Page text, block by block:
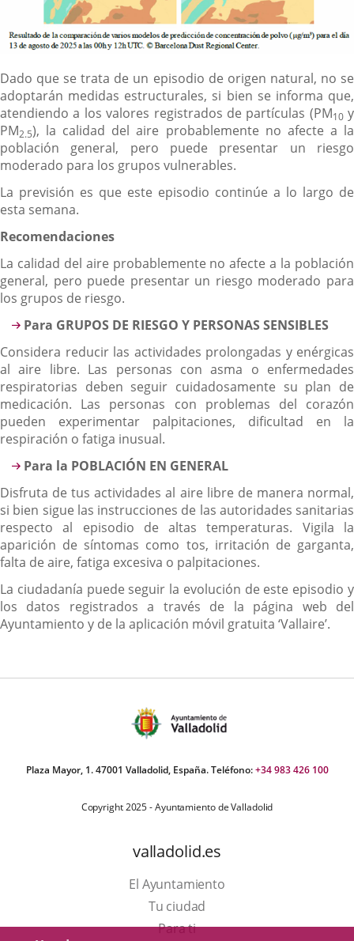
Dado que se trata de un episodio de origen natural, no se
adoptarán medidas estructurales, si bien se informa que,
atendiendo a los valores registrados de partículas (PM10y
PM2.5), la calidad del aire probablemente no afecte a la
población general, pero puede presentar un riesgo
moderado para los grupos vulnerables.
La previsión es que este episodio continúe a lo largo de
esta semana.
Recomendaciones
La calidad del aire probablemente no afecte a la población
general, pero puede presentar un riesgo moderado para
los grupos de riesgo.
Para GRUPOS DE RIESGO Y PERSONAS SENSIBLES
Considera reducir las actividades prolongadas y enérgicas
al aire libre. Las personas con asma o enfermedades
respiratorias deben seguir cuidadosamente su plan de
medicación. Las personas con problemas del corazón
pueden experimentar palpitaciones, dificultad en la
respiración o fatiga inusual.
Para la POBLACIÓN EN GENERAL
Disfruta de tus actividades al aire libre de manera normal,
si bien sigue las instrucciones de las autoridades sanitarias
respecto al episodio de altas temperaturas. Vigila la
aparición de síntomas como tos, irritación de garganta,
falta de aire, fatiga excesiva o palpitaciones.
La ciudadanía puede seguir la evolución de este episodio y
los datos registrados a través de la página web del
Ayuntamiento y de la aplicación móvil gratuita ‘Vallaire’.
Plaza Mayor, 1. 47001 Valladolid, España. Teléfono:+34 983 426 100
Copyright 2025 - Ayuntamiento de Valladolid
valladolid.es
El Ayuntamiento
Tu ciudad
Para ti